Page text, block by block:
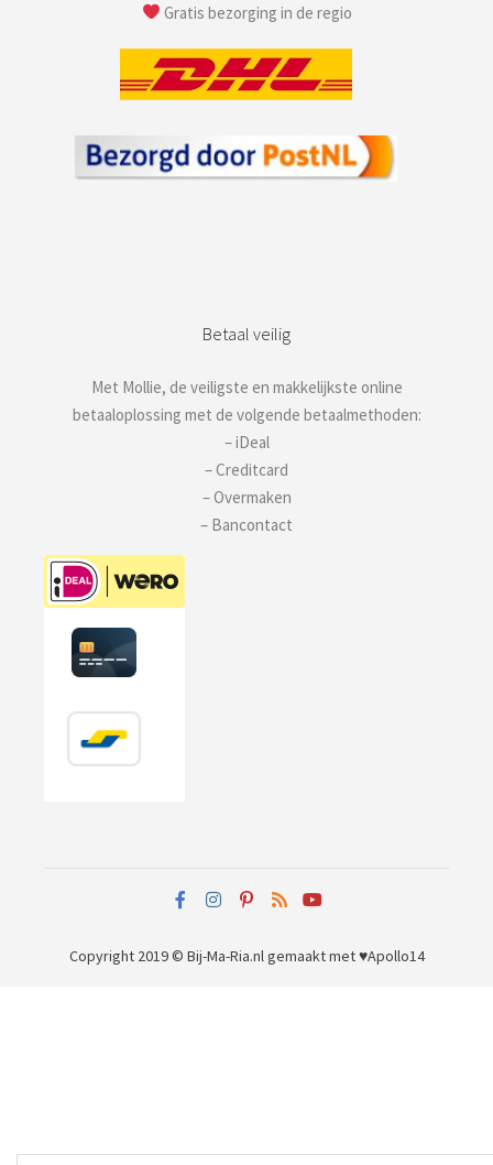
Gratis bezorging in de regio
Betaal veilig
Met Mollie, de veiligste en makkelijkste online
betaaloplossing met de volgende betaalmethoden:
– iDeal
– Creditcard
– Overmaken
– Bancontact
Copyright 2019 © Bij-Ma-Ria.nlgemaakt met ♥Apollo14